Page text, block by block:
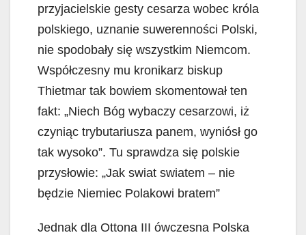
przyjacielskie gesty cesarza wobec króla
polskiego, uznanie suwerenności Polski,
nie spodobały się wszystkim Niemcom.
Współczesny mu kronikarz biskup
Thietmar tak bowiem skomentował ten
fakt: „Niech Bóg wybaczy cesarzowi, iż
czyniąc trybutariusza panem, wyniósł go
tak wysoko”. Tu sprawdza się polskie
przysłowie: „Jak swiat swiatem – nie
będzie Niemiec Polakowi bratem”
Jednak dla Ottona III ówczesna Polska